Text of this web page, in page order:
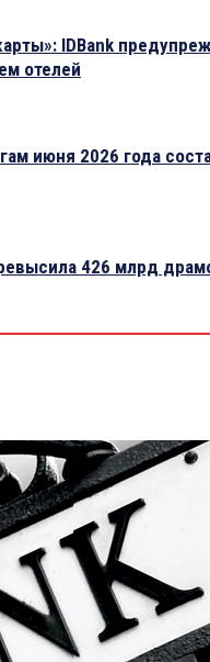
IDBank
отелей
июня 2026 года
426 млрд